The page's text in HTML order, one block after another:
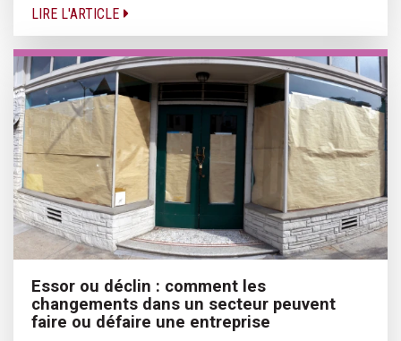
LIRE L'ARTICLE
Essor ou déclin : comment les
changements dans un secteur peuvent
faire ou défaire une entreprise